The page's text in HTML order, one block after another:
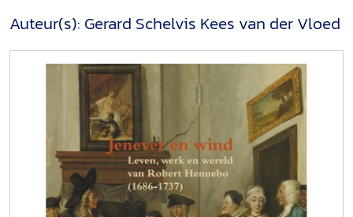
Auteur(s): Gerard Schelvis Kees van der Vloed